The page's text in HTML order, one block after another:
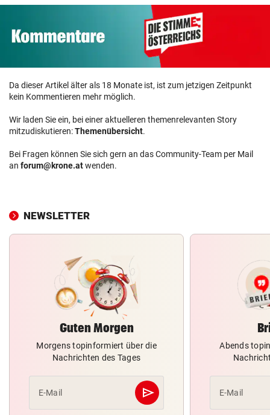
Da dieser Artikel älter als 18 Monate ist, ist zum jetzigen Zeitpunkt
kein Kommentieren mehr möglich.
Wir laden Sie ein, bei einer aktuelleren themenrelevanten Story
mitzudiskutieren:Themenübersicht.
Bei Fragen können Sie sich gern an das Community-Team per Mail
an forum@krone.atwenden.
NEWSLETTER
Guten Morgen
Morgens topinformiert über die
Nachrichten des Tages
E-Mail send
Abschicken
Abends
E-Mail